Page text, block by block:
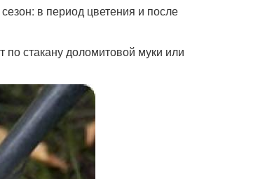
в период цветения и после
стакану доломитовой муки или